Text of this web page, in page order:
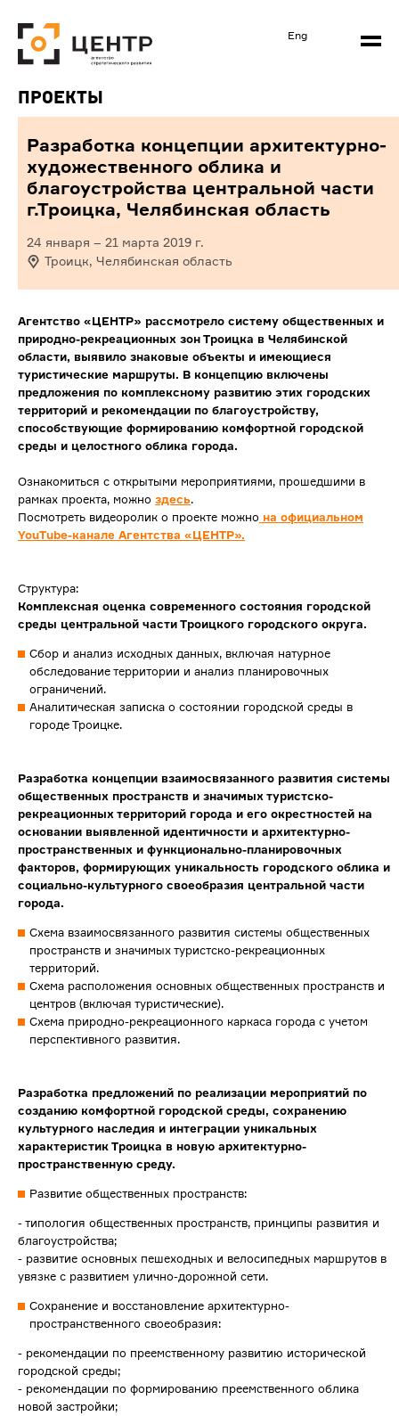
Eng
Проекты
Разработка концепции архитектурно-
художественного облика и
благоустройства центральной части
г.Троицка, Челябинская область
24 января – 21 марта 2019 г.
Троицк, Челябинская область
Агентство «ЦЕНТР» рассмотрело систему общественных и
природно-рекреационных зон Троицка в Челябинской
области, выявило знаковые объекты и имеющиеся
туристические маршруты. В концепцию включены
предложения по комплексному развитию этих городских
территорий и рекомендации по благоустройству,
способствующие формированию комфортной городской
среды и целостного облика города.
Ознакомиться с открытыми мероприятиями, прошедшими в
рамках проекта, можно здесь.
Посмотреть видеоролик о проекте можно на официальном
YouTube-канале Агентства «ЦЕНТР».
Структура:
Комплексная оценка современного состояния городской
среды центральной части Троицкого городского округа.
Сбор и анализ исходных данных, включая натурное
обследование территории и анализ планировочных
ограничений.
Аналитическая записка о состоянии городской среды в
городе Троицке.
Разработка концепции взаимосвязанного развития системы
общественных пространств и значимых туристско-
рекреационных территорий города и его окрестностей на
основании выявленной идентичности и архитектурно-
пространственных и функционально-планировочных
факторов, формирующих уникальность городского облика и
социально-культурного своеобразия центральной части
города.
Схема взаимосвязанного развития системы общественных
пространств и значимых туристско-рекреационных
территорий.
Схема расположения основных общественных пространств и
центров (включая туристические).
Схема природно-рекреационного каркаса города с учетом
перспективного развития.
Разработка предложений по реализации мероприятий по
созданию комфортной городской среды, сохранению
культурного наследия и интеграции уникальных
характеристик Троицка в новую архитектурно-
пространственную среду.
Развитие общественных пространств:
- типология общественных пространств, принципы развития и
благоустройства;
- развитие основных пешеходных и велосипедных маршрутов в
увязке с развитием улично-дорожной сети.
Сохранение и восстановление архитектурно-
пространственного своеобразия:
- рекомендации по преемственному развитию исторической
городской среды;
- рекомендации по формированию преемственного облика
новой застройки;